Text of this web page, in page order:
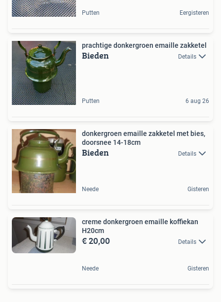
Putten Eergisteren
prachtige donkergroen emaille zakketel
Bieden Details
Putten 6 aug 26
donkergroen emaille zakketel met bies,
doorsnee 14-18cm
Bieden Details
Neede Gisteren
creme donkergroen emaille koffiekan
H20cm
€ 20,00 Details
Neede Gisteren